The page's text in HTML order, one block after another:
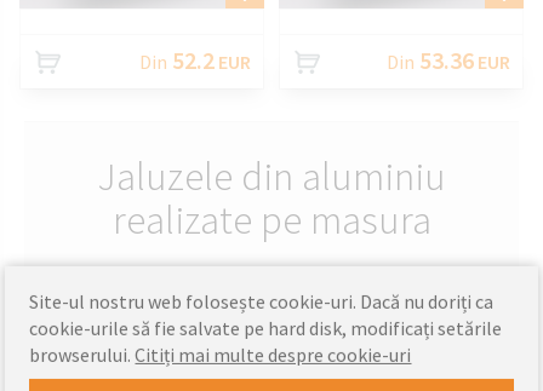
Din 52.2 EUR Din 53.36 EUR
Jaluzele din aluminiu
realizate pe masura
Site-ul nostru web folosește cookie-uri. Dacă nu doriți ca
cookie-urile să fie salvate pe hard disk, modificați setările
browserului.Citiți mai multe despre cookie-uri